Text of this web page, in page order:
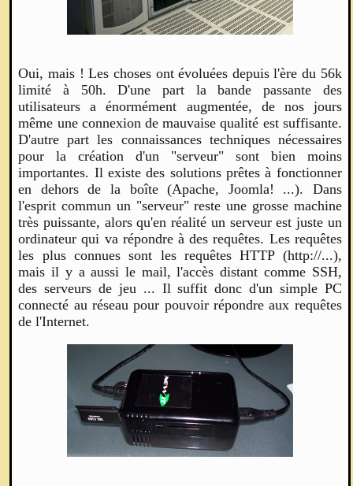
Oui, mais ! Les choses ont évoluées depuis l'ère du 56k
limité à 50h. D'une part la bande passante des
utilisateurs a énormément augmentée, de nos jours
même une connexion de mauvaise qualité est suffisante.
D'autre part les connaissances techniques nécessaires
pour la création d'un "serveur" sont bien moins
importantes. Il existe des solutions prêtes à fonctionner
en dehors de la boîte (Apache, Joomla! ...). Dans
l'esprit commun un "serveur" reste une grosse machine
très puissante, alors qu'en réalité un serveur est juste un
ordinateur qui va répondre à des requêtes. Les requêtes
les plus connues sont les requêtes HTTP (http://...),
mais il y a aussi le mail, l'accès distant comme SSH,
des serveurs de jeu ... Il suffit donc d'un simple PC
connecté au réseau pour pouvoir répondre aux requêtes
de l'Internet.